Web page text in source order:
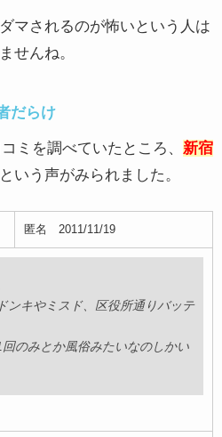
マされるのが怖いという人は
せんね。
だらけ
ミを調べていたところ、 新宿
いう声がみられました。
匿名 2011/11/19
ンキやミスド、区役所通りバッテ
のみとか風俗みたいなのしかい